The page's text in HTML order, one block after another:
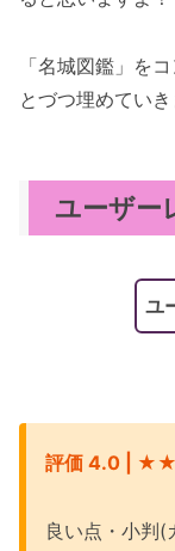
「名城図鑑」を
とづつ埋めていき
ユーザー
ユ
評価 4.0 | ★
良い点・小判(